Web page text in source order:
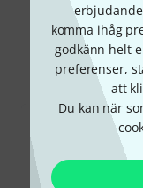
komma ihåg
godkänn helt
preferenser,
att
Du kan när